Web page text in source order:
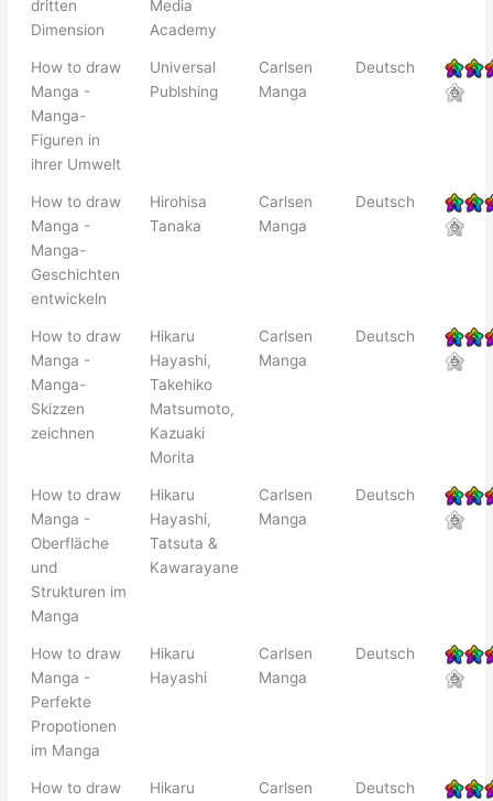
dritten
Dimension
Media
Academy
How to draw
Manga -
Manga-
Figuren in
ihrer Umwelt
Universal
Publshing
Carlsen
Manga
Deutsch
How to draw
Manga -
Manga-
Geschichten
entwickeln
Hirohisa
Tanaka
Carlsen
Manga
Deutsch
How to draw
Manga -
Manga-
Skizzen
zeichnen
Hikaru
Hayashi,
Takehiko
Matsumoto,
Kazuaki
Morita
Carlsen
Manga
Deutsch
How to draw
Manga -
Oberfläche
und
Strukturen im
Manga
Hikaru
Hayashi,
Tatsuta &
Kawarayane
Carlsen
Manga
Deutsch
How to draw
Manga -
Perfekte
Propotionen
im Manga
Hikaru
Hayashi
Carlsen
Manga
Deutsch
How to draw
Hikaru
Carlsen
Deutsch